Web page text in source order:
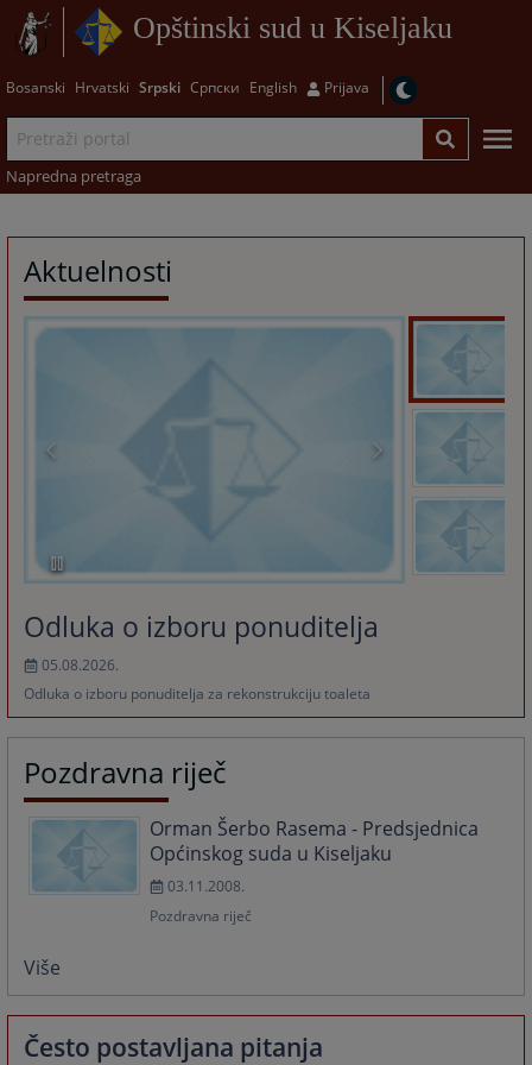
Opštinski sud u Kiseljaku
Bosanski Hrvatski Srpski Српски English Prijava
Napredna pretraga
Aktuelnosti
Odluka o izboru ponuditelja
05.08.2026.
Odluka o izboru ponuditelja za rekonstrukciju toaleta
Pozdravna riječ
Orman Šerbo Rasema - Predsjednica
Općinskog suda u Kiseljaku
03.11.2008.
Pozdravna riječ
Više
Često postavljana pitanja